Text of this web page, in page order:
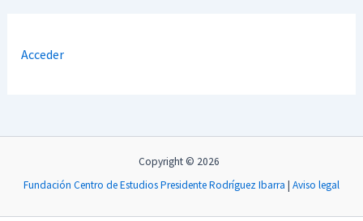
Acceder
Copyright © 2026
Fundación Centro de Estudios Presidente Rodríguez Ibarra | Aviso legal